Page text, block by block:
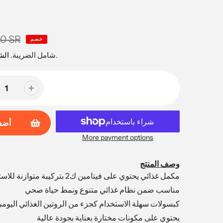
SR خصم
شامل الضريبة.محسوبة عند السداد.
More payment options
وصف المنتج
مكمل غذائي يحتوي على فيتامين ك2 بتركيبة متوازنة للاستخدام اليومي
مناسب ضمن نظام غذائي متنوع ونمط حياة صحي
كبسولات سهلة الاستخدام كجزء من الروتين الغذائي
يحتوي على مكونات مختارة بعناية بجودة عالية